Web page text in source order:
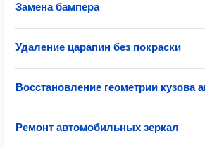
Замена бампера
Удаление царапин без покраски
Восстановление геометрии кузова
Ремонт автомобильных зеркал